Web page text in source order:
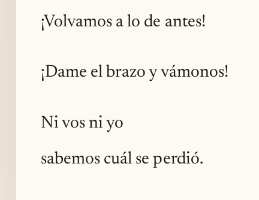
¡Volvamos a lo de antes!
¡Dame el brazo y vámonos!
Ni vos ni yo
sabemos cuál se perdió.